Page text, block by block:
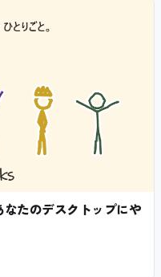
たのデスクトップにや